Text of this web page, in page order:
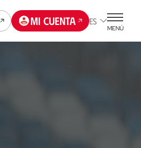
Mi cuenta ES
MENÚ